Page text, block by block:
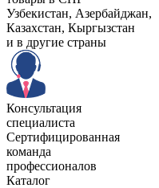
Узбекистан, Aзербайджан,
Казахстан, Кыргызстан
и в другие страны
Консультация
специалиста
Сертифицированная
команда
профессионалов
Каталог